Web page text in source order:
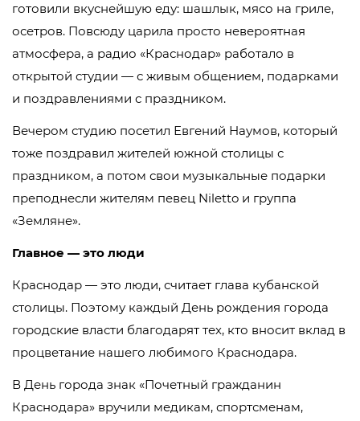
готовили вкуснейшую еду: шашлык, мясо на гриле,
осетров. Повсюду царила просто невероятная
атмосфера, а радио «Краснодар» работало в
открытой студии — с живым общением, подарками
и поздравлениями с праздником.
Вечером студию посетил Евгений Наумов, который
тоже поздравил жителей южной столицы с
праздником, а потом свои музыкальные подарки
преподнесли жителям певец Niletto и группа
«Земляне».
Главное — это люди
Краснодар — это люди, считает глава кубанской
столицы. Поэтому каждый День рождения города
городские власти благодарят тех, кто вносит вклад в
процветание нашего любимого Краснодара.
В День города знак «Почетный гражданин
Краснодара» вручили медикам, спортсменам,